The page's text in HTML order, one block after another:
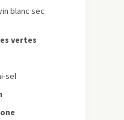
blanc sec
vertes
sel